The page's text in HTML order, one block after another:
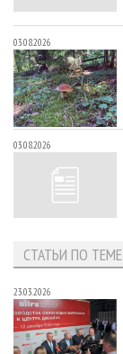
03.08.2026
03.08.2026
СТАТЬИ ПО ТЕМЕ
23.03.2026